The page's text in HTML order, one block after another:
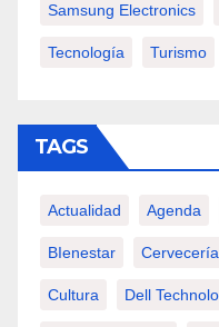
Samsung Electronics
Tecnología Turismo
TAGS
Actualidad Agenda
BIenestar
Cultura Dell